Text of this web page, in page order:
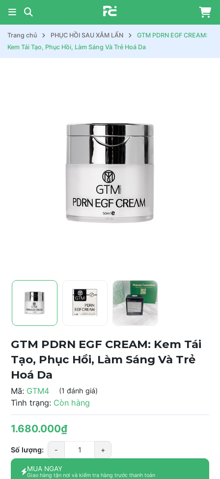
Trang chủ PHỤC HỒI SAU XÂM LẤN
GTM PDRN EGF CREAM:
Kem Tái Tạo, Phục Hồi, Làm Sáng Và Trẻ Hoá Da
GTM PDRN EGF CREAM: Kem Tái
Tạo, Phục Hồi, Làm Sáng Và Trẻ
Hoá Da
Mã: GTM4 (1 đánh giá)
Tình trạng: Còn hàng
1.680.000₫
Số lượng: - +
MUA NGAY
Giao hàng tận nơi và kiểm tra hàng trước thanh toán